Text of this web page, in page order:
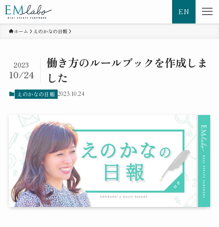
EN
ホーム えのかなの日報
働き方のルールブックを作成しま
した
2023
10/24
えのかなの日報 2023.10.24